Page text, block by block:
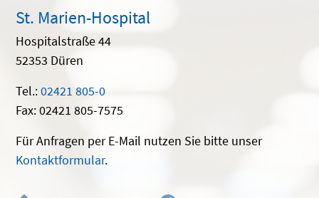
St. Marien-Hospital
Hospitalstraße 44
52353 Düren
Tel.:02421 805-0
Fax: 02421 805-7575
Für Anfragen per E-Mail nutzen Sie bitte unser
Kontaktformular.